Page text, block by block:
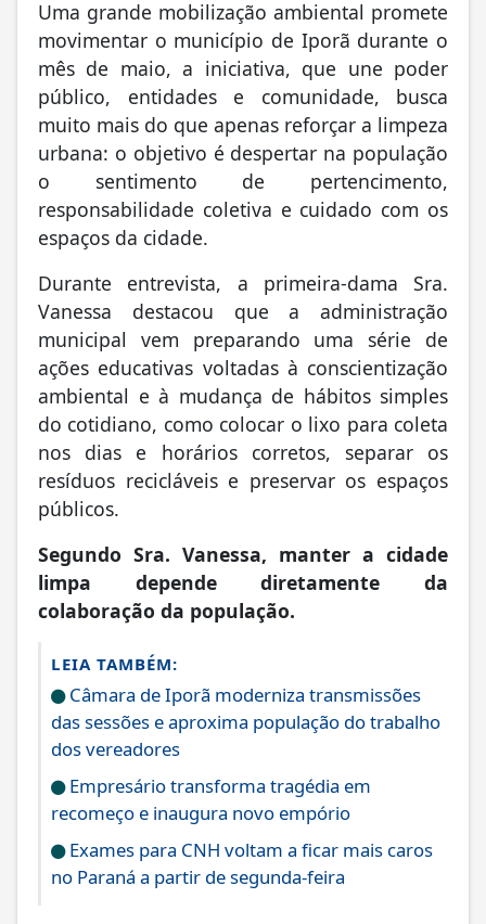
Uma grande mobilização ambiental promete
movimentar o município de Iporã durante o
mês de maio, a iniciativa, que une poder
público, entidades e comunidade, busca
muito mais do que apenas reforçar a limpeza
urbana: o objetivo é despertar na população
o sentimento de pertencimento,
responsabilidade coletiva e cuidado com os
espaços da cidade.
Durante entrevista, a primeira-dama Sra.
Vanessa destacou que a administração
municipal vem preparando uma série de
ações educativas voltadas à conscientização
ambiental e à mudança de hábitos simples
do cotidiano, como colocar o lixo para coleta
nos dias e horários corretos, separar os
resíduos recicláveis e preservar os espaços
públicos.
Segundo Sra. Vanessa, manter a cidade
limpa depende diretamente da
colaboração da população.
LEIA TAMBÉM:
Câmara de Iporã moderniza transmissões
das sessões e aproxima população do trabalho
dos vereadores
Empresário transforma tragédia em
recomeço e inaugura novo empório
Exames para CNH voltam a ficar mais caros
no Paraná a partir de segunda-feira